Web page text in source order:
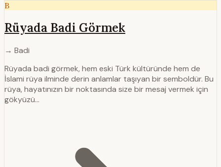
B
Rüyada Badi Görmek
→ Badi
Rüyada badi görmek, hem eski Türk kültüründe hem de
İslami rüya ilminde derin anlamlar taşıyan bir semboldür. Bu
rüya, hayatınızın bir noktasında size bir mesaj vermek için
gökyüzü…